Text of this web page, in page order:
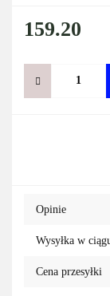
159.20
Opinie
Wysyłka w
Cena przesyłki